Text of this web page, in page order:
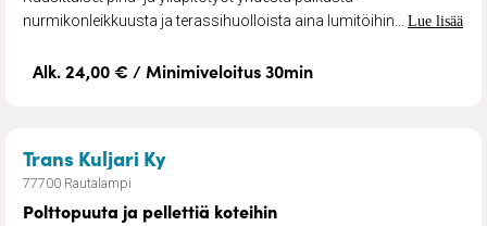
nurmikonleikkuusta ja terassihuolloista aina lumitöihin... Lue lisää
Alk. 24,00 € / Minimiveloitus 30min
Trans Kuljari Ky– Polttopuuta ja pellettiä koteihin
77700 Rautalampi
Polttopuuta ja pellettiä koteihin